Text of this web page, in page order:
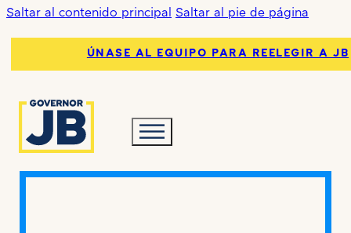
Saltar al contenido principal Saltar al pie de página
ÚNASE AL EQUIPO PARA REELEGIR A JB